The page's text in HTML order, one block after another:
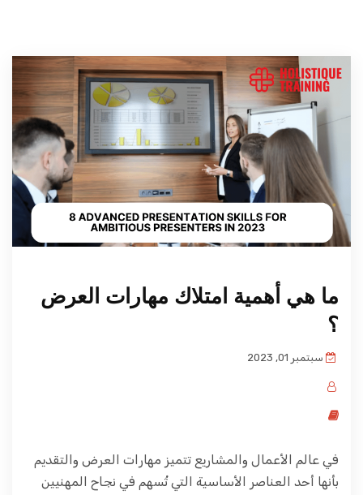
المدونة
ما هي أهمية امتلاك مهارات العرض
؟
سبتمبر 01, 2023
في عالم الأعمال والمشاريع تتميز مهارات العرض والتقديم
بأنها أحد العناصر الأساسية التي تُسهم في نجاح المهنيين